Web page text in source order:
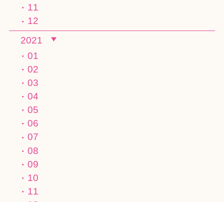
11
12
2021
01
02
03
04
05
06
07
08
09
10
11